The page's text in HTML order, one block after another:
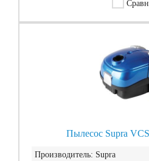
Пылесос Supra
Производитель: Supra